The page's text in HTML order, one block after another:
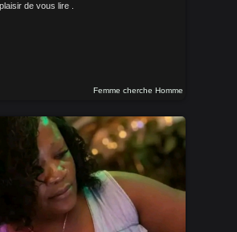
de vous lire .
Femme cherche Homme